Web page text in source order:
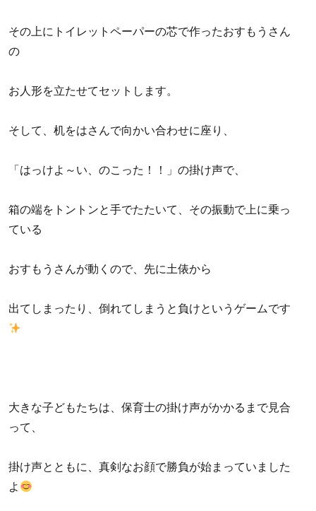
その上にトイレットペーパーの芯で作ったおすもうさん
の
お人形を立たせてセットします。
そして、机をはさんで向かい合わせに座り、
「はっけよ～い、のこった！！」の掛け声で、
箱の端をトントンと手でたたいて、その振動で上に乗っ
ている
おすもうさんが動くので、先に土俵から
出てしまったり、倒れてしまうと負けというゲームです
大きな子どもたちは、保育士の掛け声がかかるまで見合
って、
掛け声とともに、真剣なお顔で勝負が始まっていました
よ